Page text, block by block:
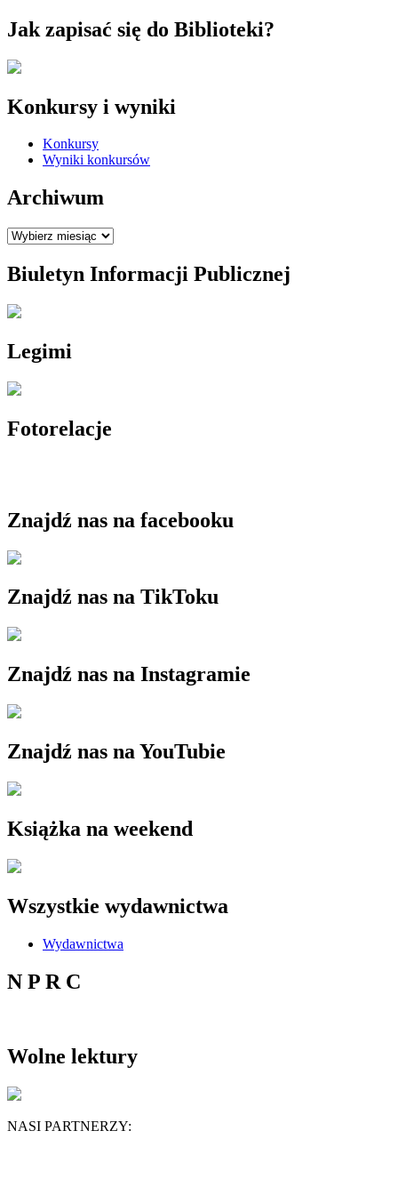
Jak zapisać się do Biblioteki?
Konkursy i wyniki
Konkursy
Wyniki konkursów
Archiwum
Archiwum
Biuletyn Informacji Publicznej
Legimi
Fotorelacje
Znajdź nas na facebooku
Znajdź nas na TikToku
Znajdź nas na Instagramie
Znajdź nas na YouTubie
Książka na weekend
Wszystkie wydawnictwa
Wydawnictwa
N P R C
Wolne lektury
NASI PARTNERZY: